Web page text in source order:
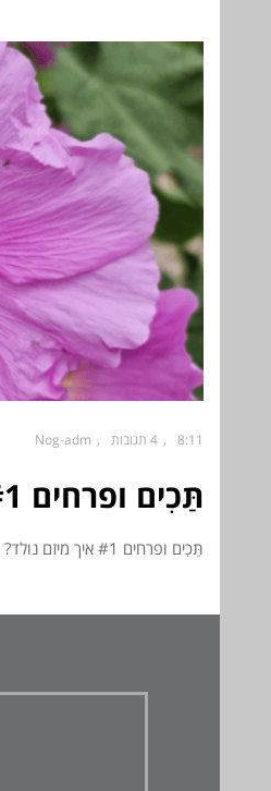
8:11 4 תגובות Nog-adm
תַּכִים ופרחים #1 – איך מיזם נולד?
תַּכִים ופרחים #1 איך מיזם נולד? מרץ 2020. הקורונה כבר כאן. הסגר הראשון כבר מעבר לדלת; ואני – מבוהלת;